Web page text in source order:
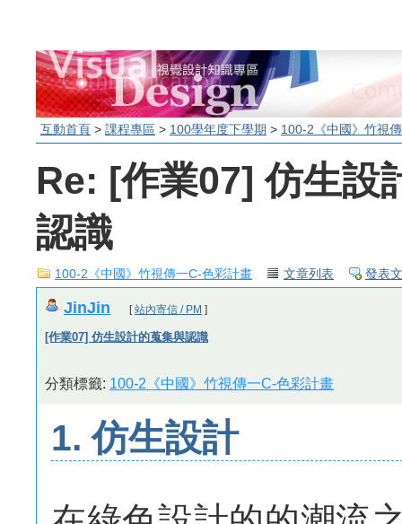
互動首頁 > 課程專區 > 100學年度下學期 > 100-2《中國》竹視
Re: [作業07] 仿生設
認識
100-2《中國》竹視傳一C-色彩計畫 文章列表 發表
JinJin [站內寄信 / PM ]
[作業07] 仿生設計的蒐集與認識
分類標籤: 100-2《中國》竹視傳一C-色彩計畫
1. 仿生設計